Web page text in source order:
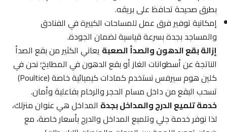
بطرق صحيحة تحافظ على بريقه.
إمكانية توفير فرق عمل للمساحات الكبيرة في الفنادق
والمساجد بجدة بسرعة قياسية لضمان الجودة.
إزالة بقع الدهون والصدأ الصعبةيعاني الكثير من بقع الصدأ
الناتجة عن أسطوانات الغاز أو بقع الدهون في المطابخ؛ نحن في
كلين هوم سيرفس نستخدم كمادات كيميائية خاصة (Poultice)
تسحب البقع من داخل مسام الحجر والرخام بفاعلية وأمان.
خدمة تلميع الدرج والمداخل بجدةالمداخل هي عنوان منزلك،
لذا نوفر خدمة جلي وتلميع المداخل والدرج بأسعار خاصة، مع